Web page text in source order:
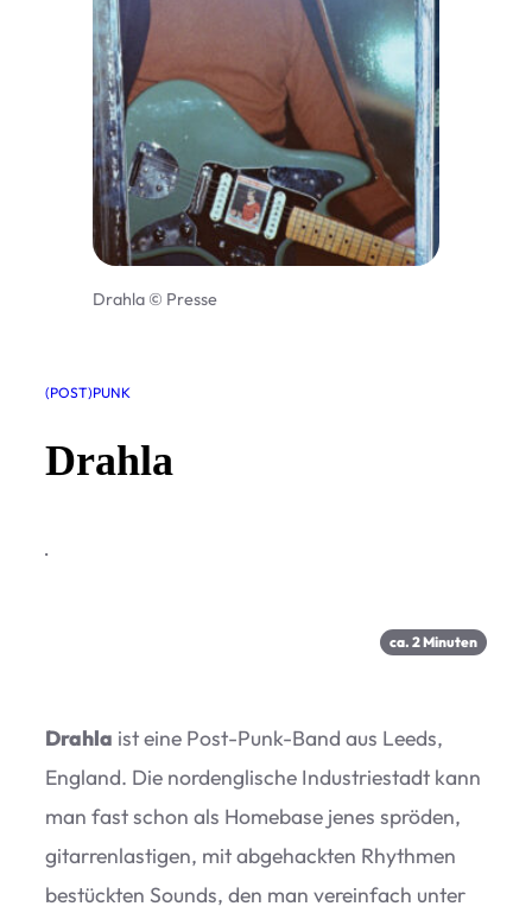
Drahla © Presse
(POST)PUNK
Drahla
·
ca. 2Minu­ten
Drahla ist eine Post-Punk-Band aus Leeds,
Eng­land. Die nord­eng­li­sche Indus­trie­stadt kann
man fast schon als Home­base jenes sprö­den,
gitar­ren­las­ti­gen, mit abge­hack­ten Rhyth­men
bestück­ten Sounds, den man ver­ein­fach unter